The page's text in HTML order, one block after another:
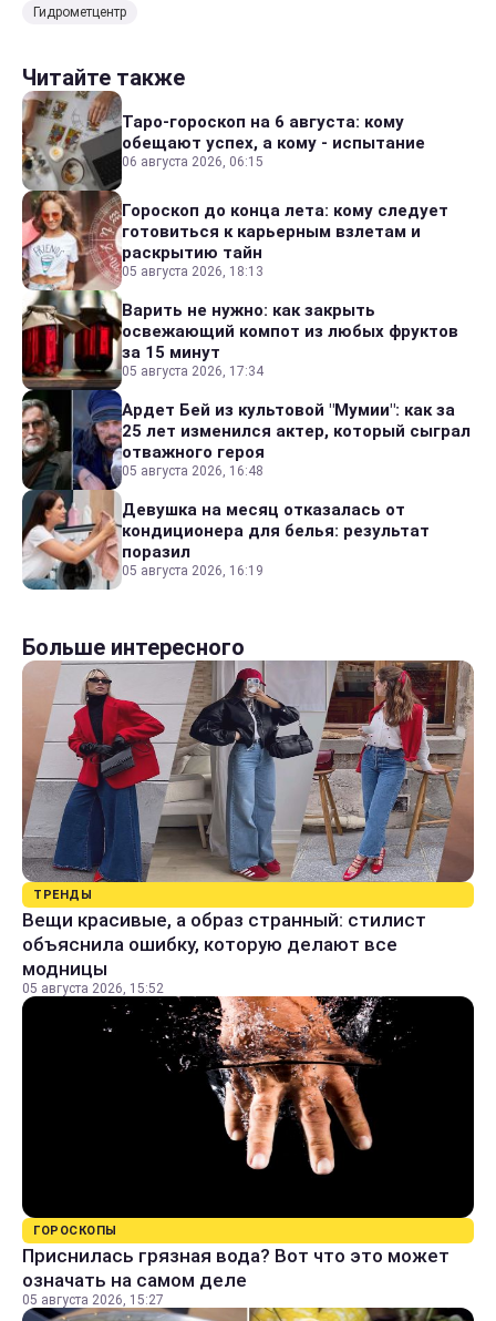
Гидрометцентр
Читайте также
Таро-гороскоп на 6 августа: кому
обещают успех, а кому - испытание
06 августа 2026, 06:15
Гороскоп до конца лета: кому следует
готовиться к карьерным взлетам и
раскрытию тайн
05 августа 2026, 18:13
Варить не нужно: как закрыть
освежающий компот из любых фруктов
за 15 минут
05 августа 2026, 17:34
Ардет Бей из культовой "Мумии": как за
25 лет изменился актер, который сыграл
отважного героя
05 августа 2026, 16:48
Девушка на месяц отказалась от
кондиционера для белья: результат
поразил
05 августа 2026, 16:19
Больше интересного
ТРЕНДЫ
Вещи красивые, а образ странный: стилист
объяснила ошибку, которую делают все
модницы
05 августа 2026, 15:52
ГОРОСКОПЫ
Приснилась грязная вода? Вот что это может
означать на самом деле
05 августа 2026, 15:27